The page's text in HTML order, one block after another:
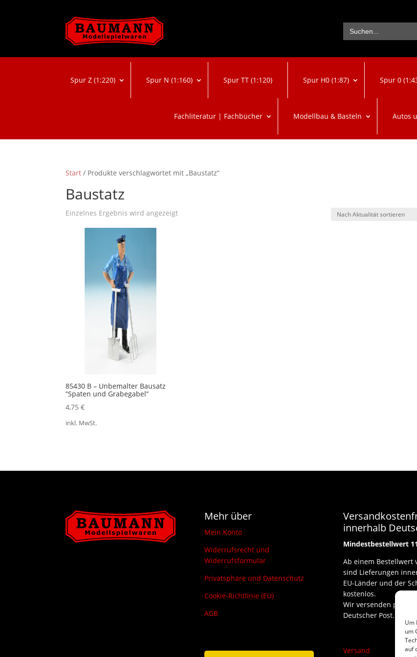
Um
um
auf
Search
for:
Spur Z (1:220) Spur N (1:160) Spur TT (1:120) Spur H0 (1:87) Spur 0
Fachliteratur | Fachbücher Modellbau & Basteln Autos
Start / Produkte verschlagwortet mit „Baustatz“
Baustatz
Einzelnes Ergebnis wird angezeigt
85430 B – Unbemalter Bausatz
”Spaten und Grabegabel”
4,75€
inkl. MwSt.
Mehr über
Mein Konto
Widerrufsrecht und
Widerrufsformular
Privatsphäre und Datenschutz
Cookie-Richtlinie (EU)
AGB
innerhalb
Mindestbestellwert
Ab einem Bestellwert
sind Lieferungen
EU-Länder und der
kostenlos.
Wir versenden per
Deutscher Post.
Versand